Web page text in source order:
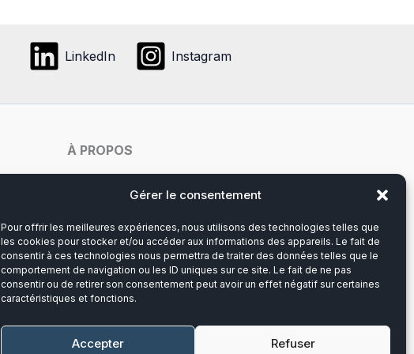
Gérer le consentement
Pour offrir les meilleures expériences, nous utilisons des technologies telles que
les cookies pour stocker et/ou accéder aux informations des appareils. Le fait de
consentir à ces technologies nous permettra de traiter des données telles que le
comportement de navigation ou les ID uniques sur ce site. Le fait de ne pas
consentir ou de retirer son consentement peut avoir un effet négatif sur certaines
caractéristiques et fonctions.
Accepter Refuser
peuvent
être
sur
LinkedIn Instagram
À PROPOS
Notre histoire
Du lundi au vendredi
8h00-12h30 et 13h30-17h00
Téléphone :
Mail :contact@callens-group.com